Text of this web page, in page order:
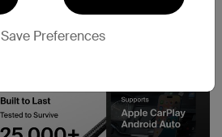
Save Preferences